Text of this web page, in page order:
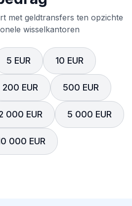
met geldtransfers ten opzichte
wisselkantoren
5 EUR 10 EUR
200 EUR 500 EUR
000 EUR 5 000 EUR
000 EUR